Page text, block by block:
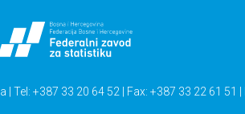
Tel: +387 33 20 64 52 | Fax: +387 33 22 61 51 |